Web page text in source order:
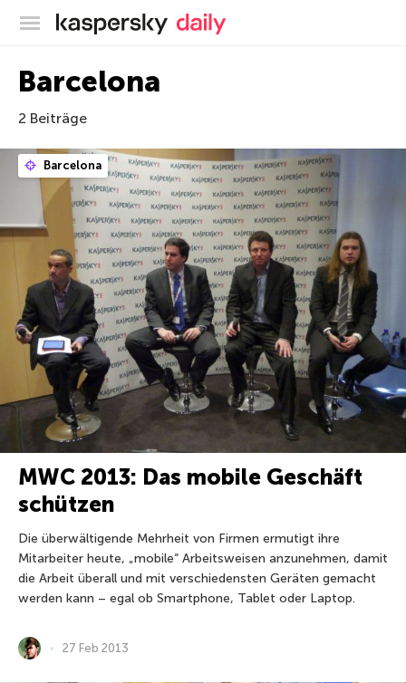
Offizieller Blog von Kaspersky
Barcelona
2 Beiträge
Barcelona
MWC 2013: Das mobile Geschäft
schützen
Die überwältigende Mehrheit von Firmen ermutigt ihre
Mitarbeiter heute, „mobile“ Arbeitsweisen anzunehmen, damit
die Arbeit überall und mit verschiedensten Geräten gemacht
werden kann – egal ob Smartphone, Tablet oder Laptop.
27 Feb 2013